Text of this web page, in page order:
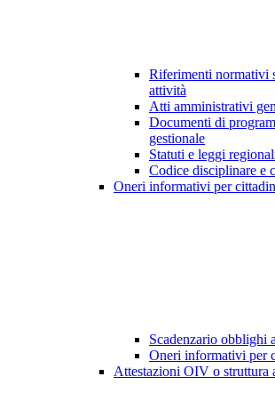
Riferimenti normativi
attività
Atti amministrativi
Documenti di
gestionale
Statuti e leggi
Codice disciplinare e
Oneri informativi per
Scadenzario obblighi
Oneri informativi per
Attestazioni OIV o struttura